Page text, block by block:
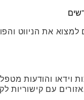
את הניווט
וידאו והודעות
עם קישוריות